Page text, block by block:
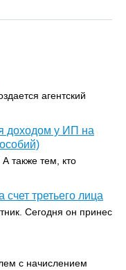
агентский
доходом у ИП на
также тем, кто
третьего лица
Сегодня он принес
с начислением